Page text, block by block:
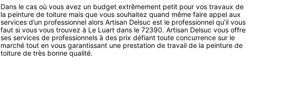
Dans le cas où vous avez un budget extrêmement petit pour vos travaux de
la peinture de toiture mais que vous souhaitez quand même faire appel aux
services d’un professionnel alors Artisan Delsuc est le professionnel qu’il vous
faut si vous vous trouvez à Le Luart dans le 72390. Artisan Delsuc vous offre
ses services de professionnels à des prix défiant toute concurrence sur le
marché tout en vous garantissant une prestation de travail de la peinture de
toiture de très bonne qualité.